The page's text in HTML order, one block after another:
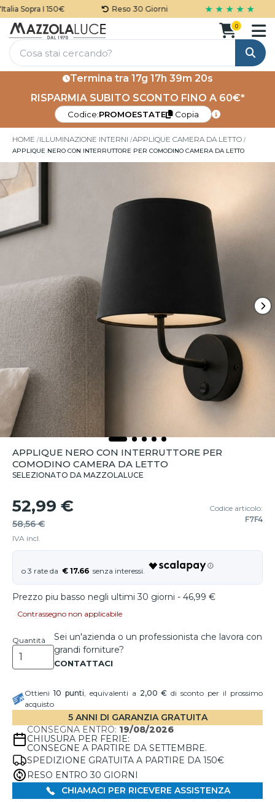
Sopra I 150€ Reso 30 Giorni ★ ★ ★ ★ ★
Cerca
0
Termina tra17g 17h 39m 19s
RISPARMIA SUBITO SCONTO FINO A 60€*
Codice:PROMOESTATE Copia
HOME ILLUMINAZIONE INTERNI APPLIQUE CAMERA DA LETTO
APPLIQUE NERO CON INTERRUTTORE PER COMODINO CAMERA DA LETTO
APPLIQUE NERO CON INTERRUTTORE PER
COMODINO CAMERA DA LETTO
SELEZIONATO DA MAZZOLALUCE
52,99 €
58,56 €
IVA incl.
Codice articolo:
F7F4
€ 17.66
Prezzo piu basso negli ultimi 30 giorni - 46,99 €
Contrassegno non applicabile
Quantità
Sei un'azienda o un professionista che lavora con
grandi forniture?
Ottieni 10 punti, equivalenti a 2,00 € di sconto per il prossimo
acquisto
5 ANNI DI GARANZIA GRATUITA
CONSEGNA ENTRO: 19/08/2026
CHIUSURA PER FERIE:
CONSEGNE A PARTIRE DA SETTEMBRE.
SPEDIZIONE GRATUITA A PARTIRE DA 150€
RESO ENTRO 30 GIORNI
CHIAMACI PER RICEVERE ASSISTENZA